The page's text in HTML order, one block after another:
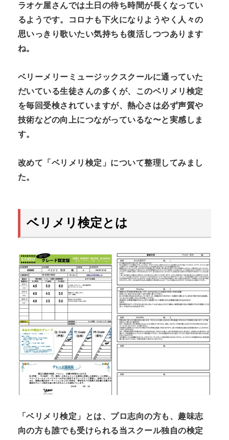
ラオケ屋さんでは土日の待ち時間が長くなってい
るようです。コロナも下火になりようやく人々の
思いっきり歌いたい気持ちも復活しつつあります
ね。
ベリーメリーミュージックスクールに通っていた
だいている生徒さんの多くが、このベリメリ検定
を毎回受検されていますが、熱心さは必ず声質や
技術などの向上につながっているな〜と実感しま
す。
改めて「ベリメリ検定」について整理してみまし
た。
ベリメリ検定とは
「ベリメリ検定」とは、プロ志向の方も、趣味志
向の方も誰でも受けられる当スクール独自の検定